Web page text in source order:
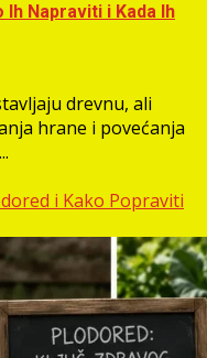
Napraviti i Kada Ih
drevnu, ali
hrane i povećanja
i Kako Popraviti